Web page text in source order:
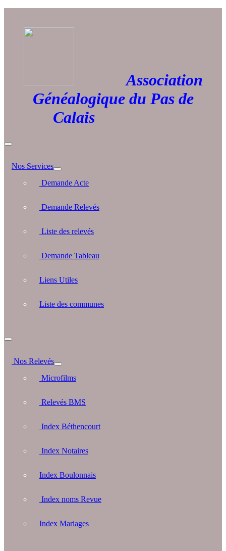
Association
Généalogique du Pas de
Calais
Nos Services
Demande Acte
Demande Relevés
Liste des relevés
Demande Tableau
Liens Utiles
Liste des communes
Nos Relevés
Microfilms
Relevés BMS
Index Béthencourt
Index Notaires
Index Boulonnais
Index noms Revue
Index Mariages